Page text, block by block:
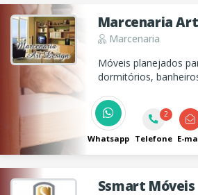
Marcenaria
Marcenaria
Móveis planejados
dormitórios,
faremos orçamento
Whatsapp
2
Telefone E-
Ssmart Móveis